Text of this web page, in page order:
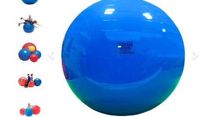
Previous